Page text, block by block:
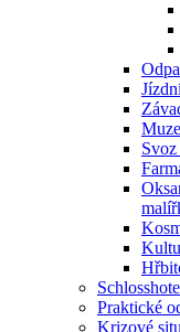
Praktické
Krizové